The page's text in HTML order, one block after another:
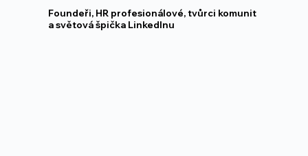
Foundeři, HR profesionálové, tvůrci komunit
a světová špička LinkedInu